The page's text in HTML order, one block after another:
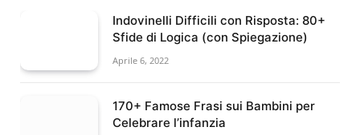
Indovinelli Difficili con Risposta: 80+
Sfide di Logica (con Spiegazione)
Aprile 6, 2022
170+ Famose Frasi sui Bambini per
Celebrare l’infanzia